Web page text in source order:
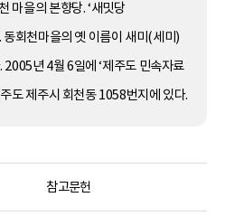
마을의 본향당. ‘새밋당
회천마을의 옛 이름이 새미(세미)
2005년 4월 6일에 ‘제주도 민속자료
도 제주시 회천동 1058번지에 있다.
참고문헌